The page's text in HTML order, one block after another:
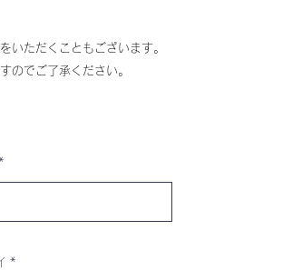
いただくこともございます。
のでご了承ください。